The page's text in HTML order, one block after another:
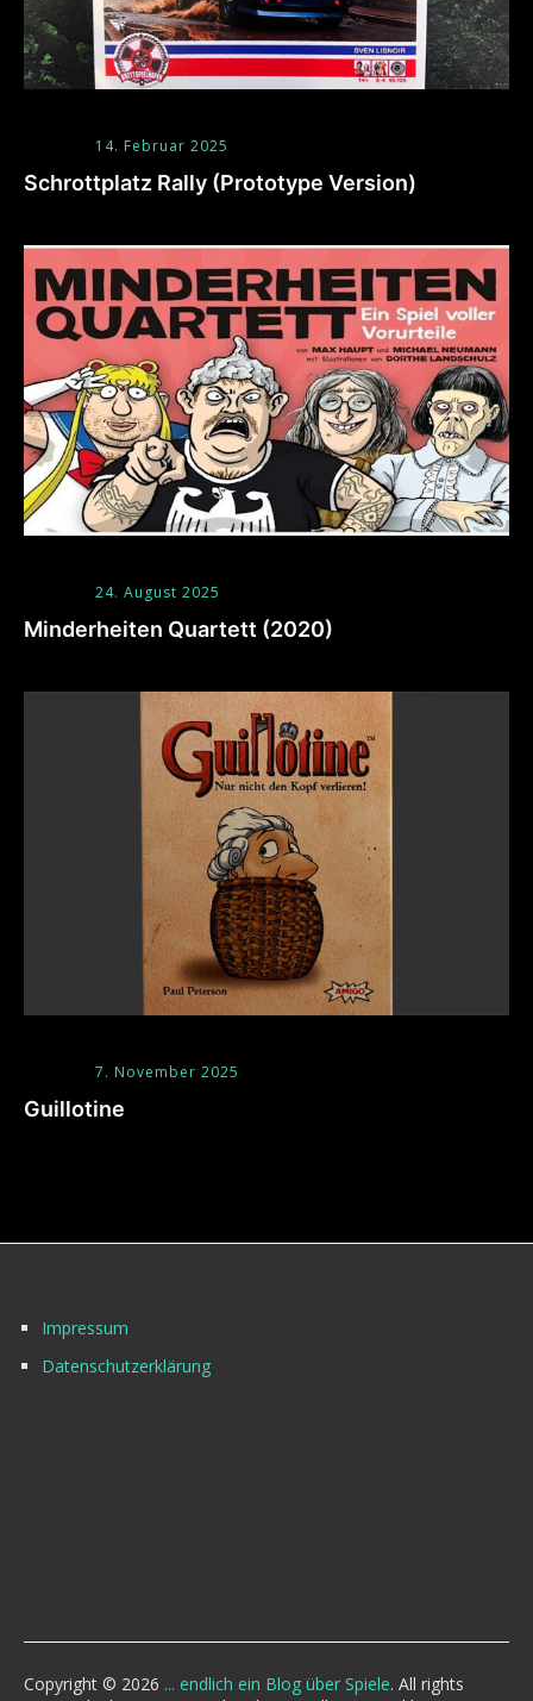
14. Februar 2025
Schrottplatz Rally (Prototype Version)
24. August 2025
Minderheiten Quartett (2020)
7. November 2025
Guillotine
Impressum
Datenschutzerklärung
Copyright © 2026 ... endlich ein Blog über Spiele. All rights